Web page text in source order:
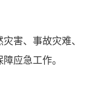
害、事故灾难、
应急工作。